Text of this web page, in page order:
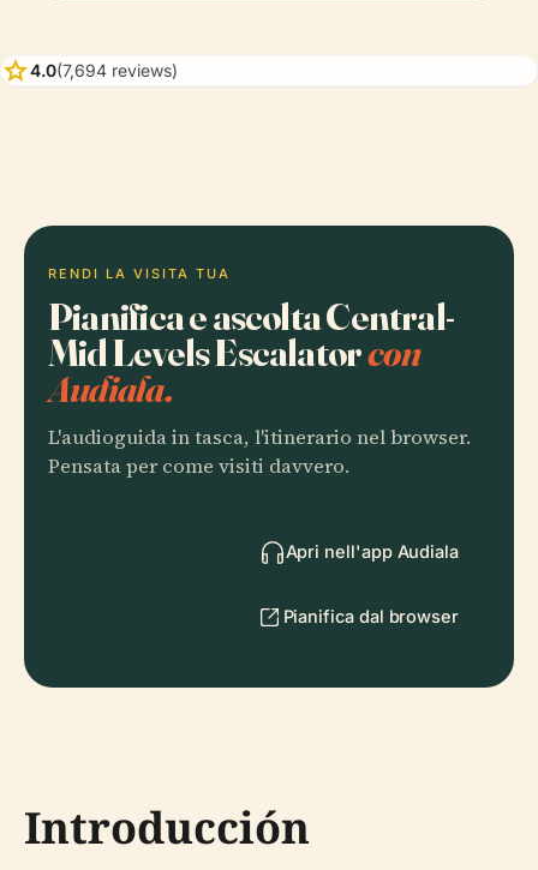
star4.0(7,694 reviews)
RENDI LA VISITA TUA
Pianifica e ascolta Central-
Mid Levels Escalatorcon
Audiala.
L'audioguida in tasca, l'itinerario nel browser.
Pensata per come visiti davvero.
Apri nell'app Audiala
Pianifica dal browser
Introducción